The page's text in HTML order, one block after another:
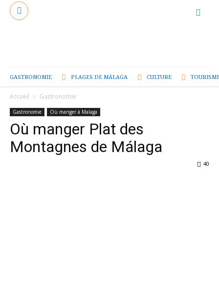
GASTRONOMIE PLAGES DE MÁLAGA CULTURE
Accueil Gastronomie
Gastronomie Où manger à Malaga
Où manger Plat des
Montagnes de Málaga
40